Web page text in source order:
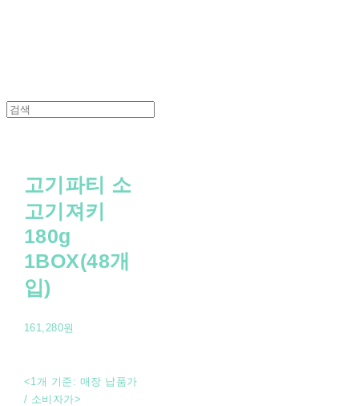
고기파티 소
고기져키
180g
1BOX(48개
입)
161,280원
<1개 기준: 매장 납품가
/ 소비자가>